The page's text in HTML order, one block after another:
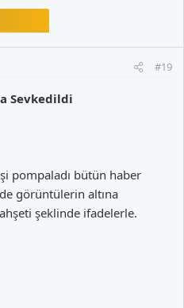
#19
Sevkedildi
pompaladı bütün haber
görüntülerin altına
şeklinde ifadelerle.